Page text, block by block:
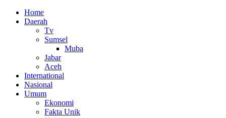
Home
Daerah
Tv
Sumsel
Muba
Jabar
Aceh
International
Nasional
Umum
Ekonomi
Fakta Unik